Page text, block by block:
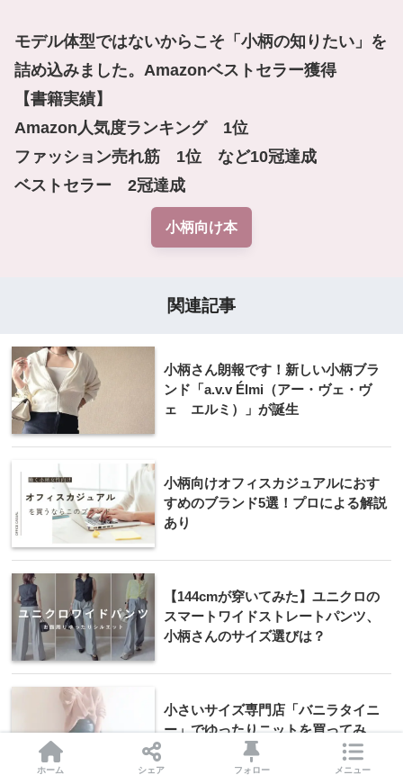
モデル体型ではないからこそ「小柄の知りたい」を
詰め込みました。Amazonベストセラー獲得
【書籍実績】
Amazon人気度ランキング　1位
ファッション売れ筋　1位　など10冠達成
ベストセラー　2冠達成
小柄向け本
関連記事
小柄さん朗報です！新しい小柄ブラ
ンド「a.v.v Élmi（アー・ヴェ・ヴ
ェ エルミ）」が誕生
小柄向けオフィスカジュアルにおす
すめのブランド5選！プロによる解説
あり
【144cmが穿いてみた】ユニクロの
スマートワイドストレートパンツ、
小柄さんのサイズ選びは？
小さいサイズ専門店「バニラタイニ
ー」でゆったりニットを買ってみ
ホーム シェア フォロー メニュー